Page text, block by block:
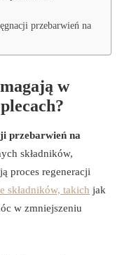
przebarwień na
w
przebarwień na
składników,
proces regeneracji
składników, takich jak
w zmniejszeniu